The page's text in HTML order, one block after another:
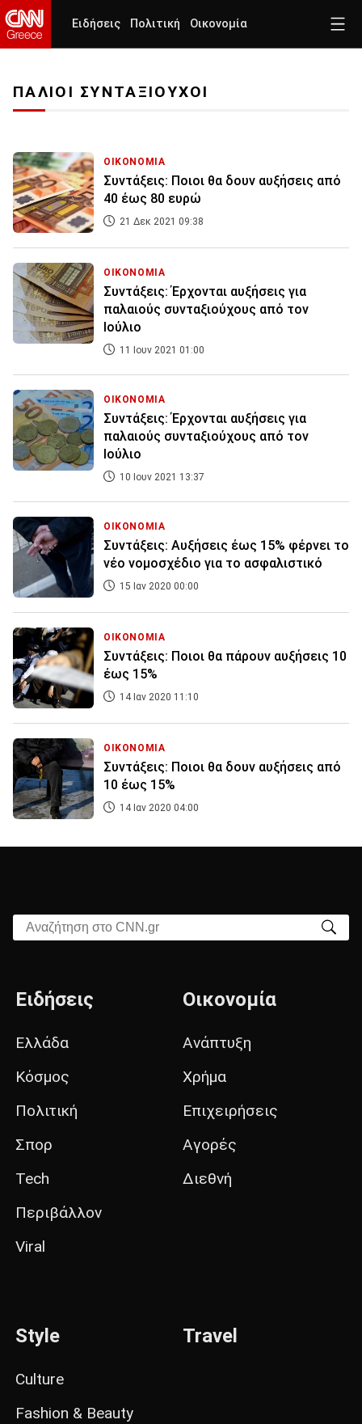
Ειδήσεις Πολιτική Οικονομία
ΠΑΛΙΟΙ ΣΥΝΤΑΞΙΟΥΧΟΙ
ΟΙΚΟΝΟΜΙΑ
Συντάξεις: Ποιοι θα δουν αυξήσεις από
40 έως 80 ευρώ
21 Δεκ 2021 09:38
ΟΙΚΟΝΟΜΙΑ
Συντάξεις: Έρχονται αυξήσεις για
παλαιούς συνταξιούχους από τον
Ιούλιο
11 Ιουν 2021 01:00
ΟΙΚΟΝΟΜΙΑ
Συντάξεις: Έρχονται αυξήσεις για
παλαιούς συνταξιούχους από τον
Ιούλιο
10 Ιουν 2021 13:37
ΟΙΚΟΝΟΜΙΑ
Συντάξεις: Αυξήσεις έως 15% φέρνει το
νέο νομοσχέδιο για το ασφαλιστικό
15 Ιαν 2020 00:00
ΟΙΚΟΝΟΜΙΑ
Συντάξεις: Ποιοι θα πάρουν αυξήσεις 10
έως 15%
14 Ιαν 2020 11:10
ΟΙΚΟΝΟΜΙΑ
Συντάξεις: Ποιοι θα δουν αυξήσεις από
10 έως 15%
14 Ιαν 2020 04:00
Αναζήτηση στο CNN.gr
Ειδήσεις
Ελλάδα
Κόσμος
Πολιτική
Σπορ
Tech
Περιβάλλον
Viral
Οικονομία
Ανάπτυξη
Χρήμα
Επιχειρήσεις
Αγορές
Διεθνή
Style
Culture
Fashion & Beauty
Travel